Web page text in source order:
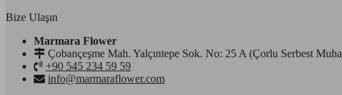
Bize Ulaşın
Marmara Flower
Çobançeşme Mah. Yalçıntepe Sok. No: 25 A (Çorlu Serbest
+90 545 234 59 59
info@marmaraflower.com